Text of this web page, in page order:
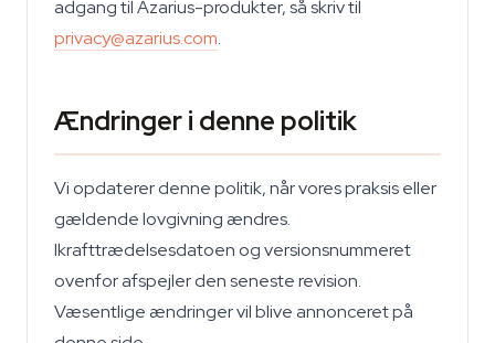
adgang til Azarius-produkter, så skriv til
privacy@azarius.com.
Ændringer i denne politik
Vi opdaterer denne politik, når vores praksis eller
gældende lovgivning ændres.
Ikrafttrædelsesdatoen og versionsnummeret
ovenfor afspejler den seneste revision.
Væsentlige ændringer vil blive annonceret på